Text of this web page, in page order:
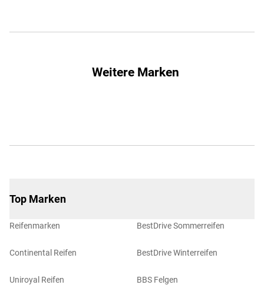
Weitere Marken
Top Marken
Reifenmarken
Continental Reifen
Uniroyal Reifen
BestDrive Sommerreifen
BestDrive Winterreifen
BBS Felgen